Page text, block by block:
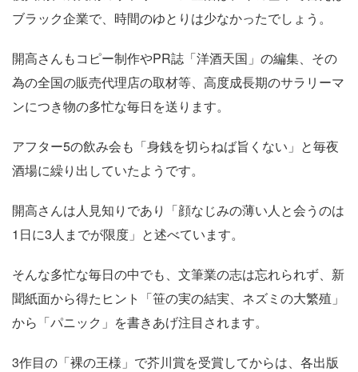
ブラック企業で、時間のゆとりは少なかったでしょう。
開高さんもコピー制作やPR誌「洋酒天国」の編集、その
為の全国の販売代理店の取材等、高度成長期のサラリーマ
ンにつき物の多忙な毎日を送ります。
アフター5の飲み会も「身銭を切らねば旨くない」と毎夜
酒場に繰り出していたようです。
開高さんは人見知りであり「顔なじみの薄い人と会うのは
1日に3人までが限度」と述べています。
そんな多忙な毎日の中でも、文筆業の志は忘れられず、新
聞紙面から得たヒント「笹の実の結実、ネズミの大繁殖」
から「パニック」を書きあげ注目されます。
3作目の「裸の王様」で芥川賞を受賞してからは、各出版